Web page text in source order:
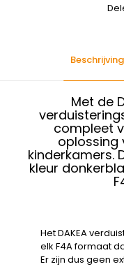
Beschrijving
Met de
compleet
oplossing
kinderkamers.
kleur
Het DAKEA
elk F4A formaat
Er zijn dus geen